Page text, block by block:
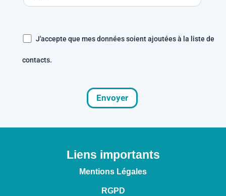
J'accepte que mes données soient ajoutées à la liste de
contacts.
Liens importants
Mentions Légales
RGPD